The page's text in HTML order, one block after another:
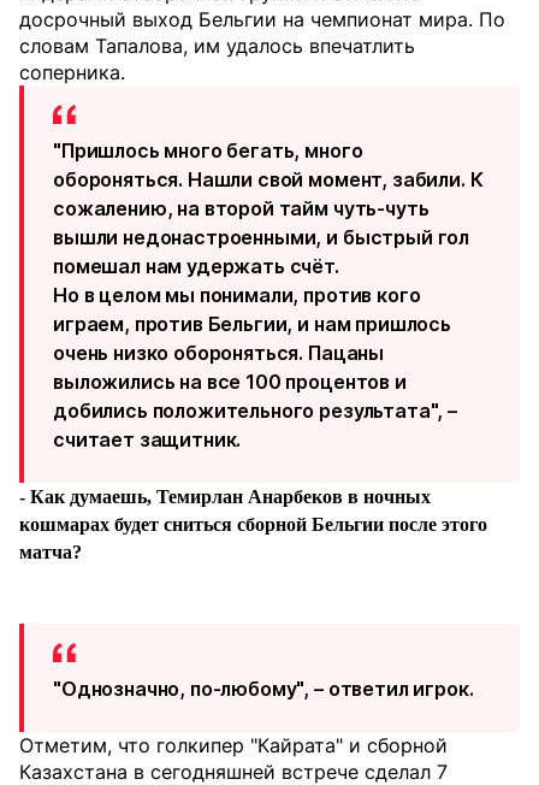
досрочный выход Бельгии на чемпионат мира. По
словам Тапалова, им удалось впечатлить
соперника.
"Пришлось много бегать, много
обороняться. Нашли свой момент, забили. К
сожалению, на второй тайм чуть-чуть
вышли недонастроенными, и быстрый гол
помешал нам удержать счёт.
Но в целом мы понимали, против кого
играем, против Бельгии, и нам пришлось
очень низко обороняться. Пацаны
выложились на все 100 процентов и
добились положительного результата", –
считает защитник.
- Как думаешь, Темирлан Анарбеков в ночных
кошмарах будет сниться сборной Бельгии после этого
матча?
"Однозначно, по-любому", – ответил игрок.
Отметим, что голкипер "Кайрата" и сборной
Казахстана в сегодняшней встрече сделал 7